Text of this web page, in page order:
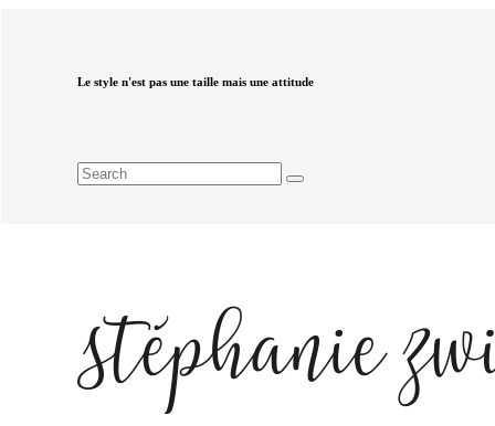
Le style n'est pas une taille mais une attitude